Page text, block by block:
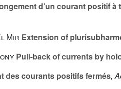
d’un courant positif
Mir Extension of
Pull-back of currents by
des courants positifs fermés,